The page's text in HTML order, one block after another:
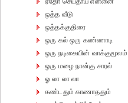
ஒத்த வீடு
ஒத்தக்குதிரை
ஒரு கல் ஒரு கண்ணாடி
ஒரு நடிகையின் வாக்குமூலம்
ஒரு மழை நான்கு சாரல்
ஓ லா லா லா
கண்டதும் காணாததும்